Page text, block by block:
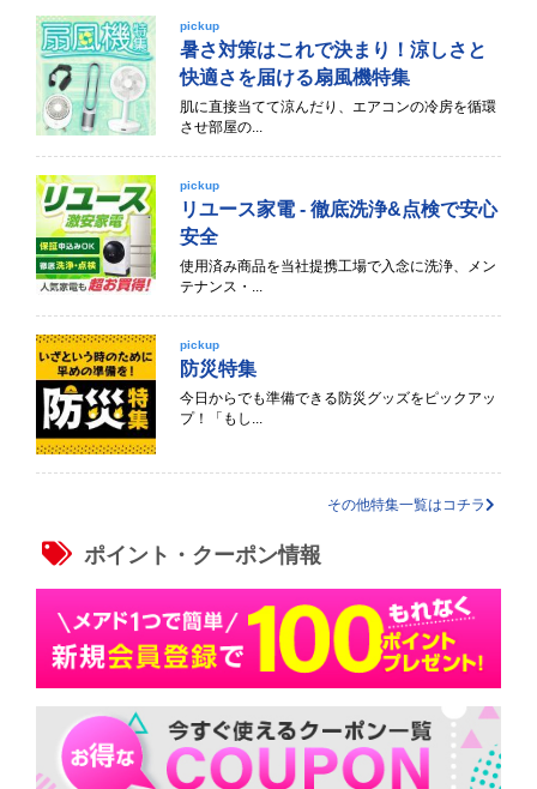
pickup
暑さ対策はこれで決まり！涼しさと
快適さを届ける扇風機特集
肌に直接当てて涼んだり、エアコンの冷房を循環
させ部屋の...
pickup
リユース家電 - 徹底洗浄&点検で安心
安全
使用済み商品を当社提携工場で入念に洗浄、メン
テナンス・...
pickup
防災特集
今日からでも準備できる防災グッズをピックアッ
プ！「もし...
その他特集一覧はコチラ
ポイント・クーポン情報